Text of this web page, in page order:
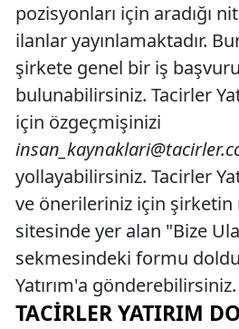
pozisyonları için aradığı
ilanlar yayınlamaktadır.
şirkete genel bir iş
bulunabilirsiniz. Tacirler
için özgeçmişinizi
yollayabilirsiniz. Tacirler
ve önerileriniz için
sitesinde yer alan "Bize
sekmesindeki formu
Yatırım'a gönderebilirsiniz.
TACIRLER YATIRIM